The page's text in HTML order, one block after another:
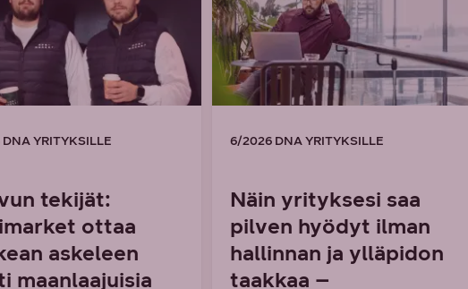
YRITYKSILLE
tekijät:
ottaa
askeleen
maanlaajuisia
6/2026 DNA YRITYKSILLE
Näin yrityksesi saa
pilven hyödyt ilman
hallinnan ja ylläpidon
taakkaa –